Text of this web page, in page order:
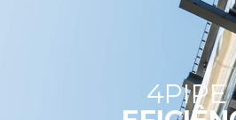
4PIPE